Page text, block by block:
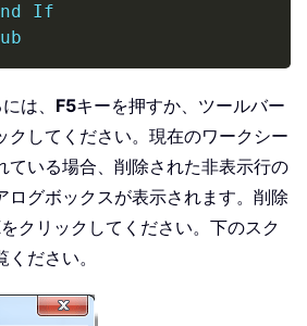
If
は、 F5キーを押すか、ツールバー
クしてください。現在のワークシー
ている場合、削除された非表示行の
ログボックスが表示されます。削除
をクリックしてください。下のスク
ださい。